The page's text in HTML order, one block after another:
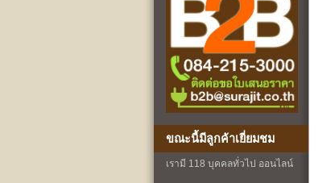
ขณะนี้มีลูกค้าเยี่ยมชม
เรามี 118 บุคคลทั่วไป ออนไลน์